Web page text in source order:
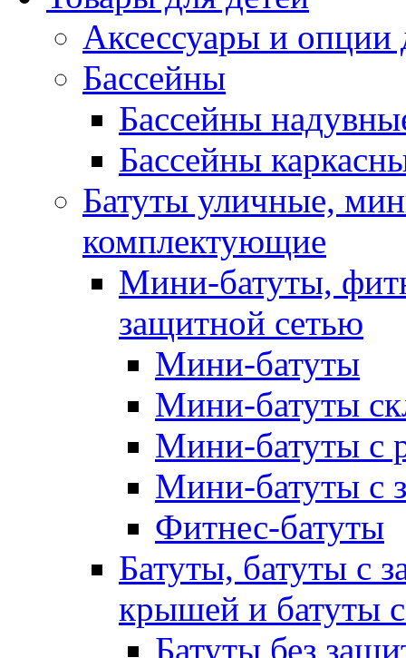
Аксессуары и опции
Бассейны
Бассейны
Бассейны
Батуты уличные,
комплектующие
Мини-батуты,
защитной сетью
Мини-батуты
Мини-батуты
Мини-батуты с
Мини-батуты с
Фитнес-батуты
Батуты, батуты с
крышей и батуты
Батуты без